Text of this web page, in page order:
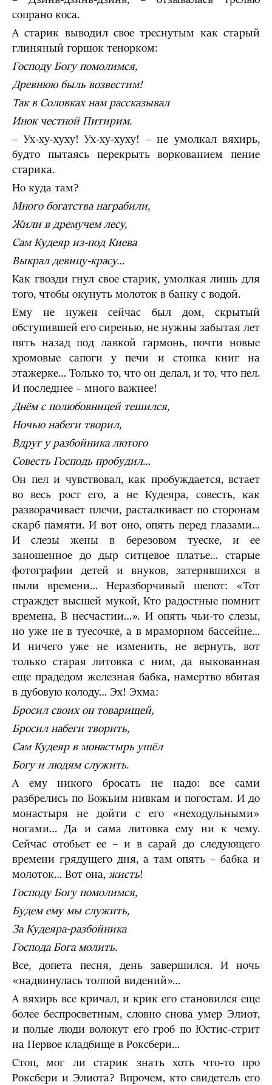
сопрано коса.
А старик выводил свое треснутым как старый
глиняный горшок тенорком:
Господу Богу помолимся,
Древнюю быль возвестим!
Так в Соловках нам рассказывал
Инок честной Питирим.
– Ух-ху-хуху! Ух-ху-хуху! – не умолкал вяхирь,
будто пытаясь перекрыть воркованием пение
старика.
Но куда там?
Много богатства награбили,
Жили в дремучем лесу,
Сам Кудеяр из-под Киева
Выкрал девицу-красу…
Как гвозди гнул свое старик, умолкая лишь для
того, чтобы окунуть молоток в банку с водой.
Ему не нужен сейчас был дом, скрытый
обступившей его сиренью, не нужны забытая лет
пять назад под лавкой гармонь, почти новые
хромовые сапоги у печи и стопка книг на
этажерке… Только то, что он делал, и то, что пел.
И последнее – много важнее!
Днём с полюбовницей тешился,
Ночью набеги творил,
Вдруг у разбойника лютого
Совесть Господь пробудил…
Он пел и чувствовал, как пробуждается, встает
во весь рост его, а не Кудеяра, совесть, как
разворачивает плечи, расталкивает по сторонам
скарб памяти. И вот оно, опять перед глазами…
И слезы жены в березовом туеске, и ее
заношенное до дыр ситцевое платье… старые
фотографии детей и внуков, затерявшихся в
пыли времени… Неразборчивый шепот: «Тот
страждет высшей мукой, Кто радостные помнит
времена, В несчастии…». И опять чьи-то слезы,
но уже не в туесочке, а в мраморном бассейне…
И ничего уже не изменить, не вернуть, вот
только старая литовка с ним, да выкованная
еще прадедом железная бабка, намертво вбитая
в дубовую колоду… Эх! Эхма:
Бросил своих он товарищей,
Бросил набеги творить,
Сам Кудеяр в монастырь ушёл
Богу и людям служить.
А ему никого бросать не надо: все сами
разбрелись по Божьим нивкам и погостам. И до
монастыря не дойти с его «неходульными»
ногами… Да и сама литовка ему ни к чему.
Сейчас отобьет ее – и в сарай до следующего
времени грядущего дня, а там опять – бабка и
молоток… Вот она, жисть!
Господу Богу помолимся,
Будем ему мы служить,
За Кудеяра-разбойника
Господа Бога молить.
Все, допета песня, день завершился. И ночь
«надвинулась толпой видений»…
А вяхирь все кричал, и крик его становился еще
более беспросветным, словно снова умер Элиот,
и полые люди волокут его гроб по Юстис-стрит
на Первое кладбище в Роксбери…
Стоп, мог ли старик знать хоть что-то про
Роксбери и Элиота? Впрочем, кто свидетель его